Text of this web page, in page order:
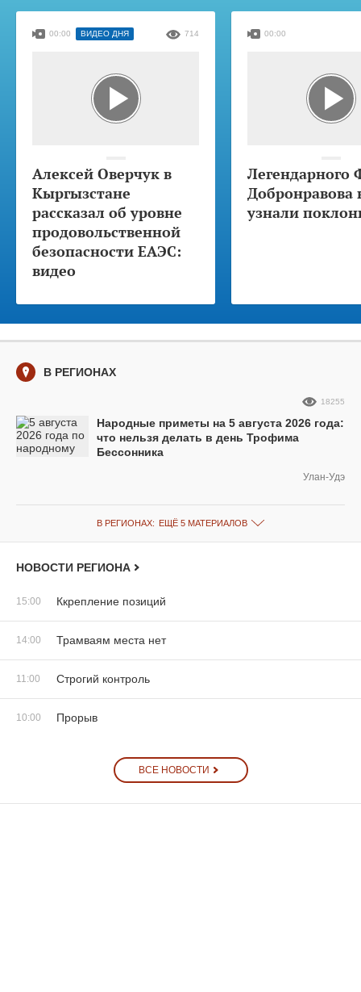
Алексей Оверчук в
Кыргызстане
рассказал об уровне
продовольственной
безопасности ЕАЭС:
видео
00:00 ВИДЕО ДНЯ 714
Легендарного
Добронравова
узнали
00:00
В РЕГИОНАХ
Народные приметы на 5 августа 2026 года:
что нельзя делать в день Трофима
Бессонника
18255
Улан-Удэ
В РЕГИОНАХ: ЕЩЁ 5 МАТЕРИАЛОВ
НОВОСТИ РЕГИОНА
15:00 Ккрепление позиций
14:00 Трамваям места нет
11:00 Строгий контроль
10:00 Прорыв
ВСЕ НОВОСТИ